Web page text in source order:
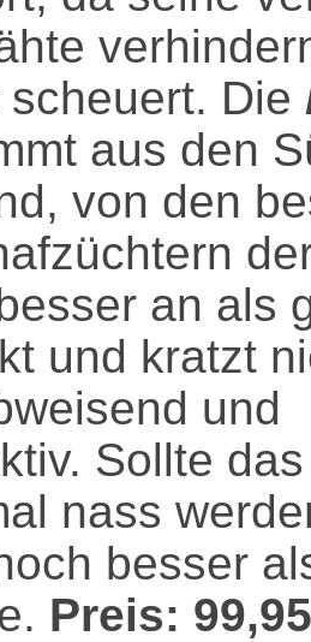
Die
aus den
von den
an als
und kratzt
und
Sollte
nass
besser
Preis: